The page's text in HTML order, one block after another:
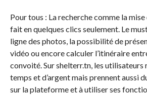
Pour tous : La recherche comme la mise
fait en quelques clics seulement. Le
ligne des photos, la possibilité de
vidéo ou encore calculer l’itinéraire
convoité. Sur shelterr.tn, les utilisateurs
temps et d’argent mais prennent aussi
sur la plateforme et à utiliser ses